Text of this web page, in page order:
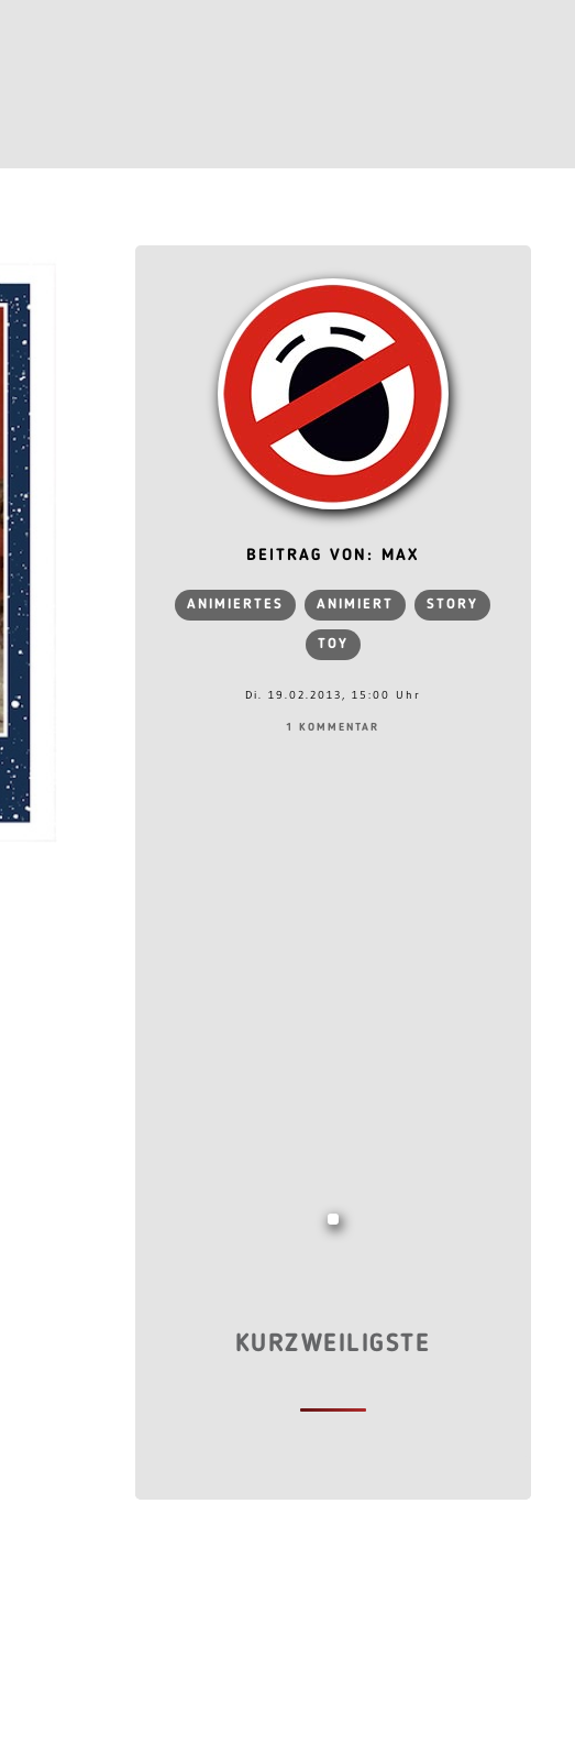
BEITRAG VON: MAX
ANIMIERTES ANIMIERT STORY
TOY
Di. 19.02.2013, 15:00 Uhr
1 KOMMENTAR
KURZWEILIGSTE